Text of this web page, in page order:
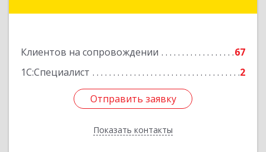
Клиентов на сопровождении
67
1С:Специалист
2
Отправить заявку
Показать контакты
Отправить заявку
Назад